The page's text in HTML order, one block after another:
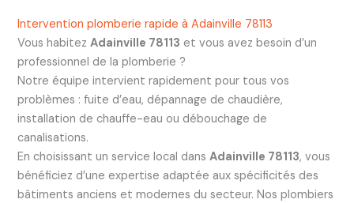
Intervention plomberie rapide à Adainville 78113
Vous habitez Adainville 78113 et vous avez besoin d’un
professionnel de la plomberie ?
Notre équipe intervient rapidement pour tous vos
problèmes : fuite d’eau, dépannage de chaudière,
installation de chauffe-eau ou débouchage de
canalisations.
En choisissant un service local dans Adainville 78113, vous
bénéficiez d’une expertise adaptée aux spécificités des
bâtiments anciens et modernes du secteur. Nos plombiers